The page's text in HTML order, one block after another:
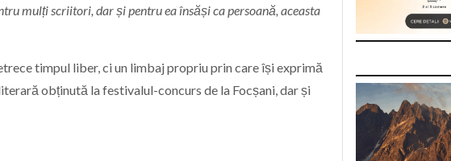
mulți scriitori, dar și pentru ea însăși ca persoană, aceasta
timpul liber, ci un limbaj propriu prin care își exprimă
obținută la festivalul-concurs de la Focșani, dar și